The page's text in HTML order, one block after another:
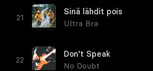
Sinä lähdit pois
Ultra Bra
Don't Speak
No Doubt